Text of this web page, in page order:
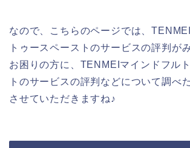
なので、こちらのページでは、
トゥースペーストのサービスの評判が
お困りの方に、TENMEIマインドフル
トのサービスの評判などについて調べ
させていただきますね♪